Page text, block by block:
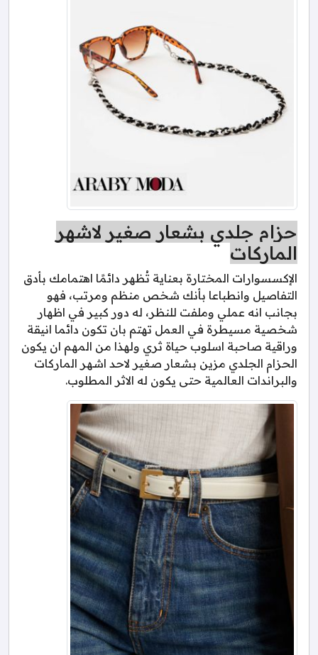
حزام جلدي بشعار صغير لاشهر
الماركات
الإكسسوارات المختارة بعناية تُظهر دائمًا اهتمامك بأدق
التفاصيل وانطباعا بأنك شخص منظم ومرتب، فهو
بجانب انه عملي وملفت للنظر، له دور كبير في اظهار
شخصية مسيطرة في العمل تهتم بان تكون دائما انيقة
وراقية صاحبة اسلوب حياة ثري ولهذا من المهم ان يكون
الحزام الجلدي مزين بشعار صغير لاحد اشهر الماركات
والبراندات العالمية حتى يكون له الاثر المطلوب.